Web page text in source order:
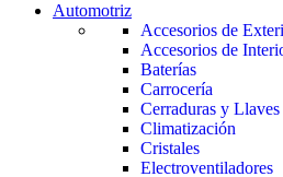
Automotriz
Accesorios de
Accesorios de
Baterías
Carrocería
Cerraduras y Llaves
Climatización
Cristales
Electroventiladores